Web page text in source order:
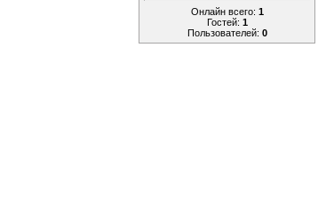
Онлайн всего: 1
Гостей: 1
Пользователей: 0